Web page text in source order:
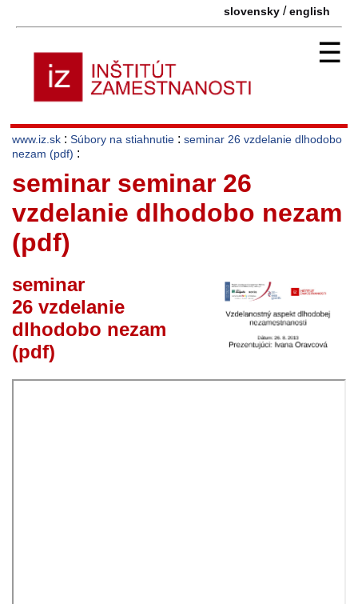
slovensky /english
☰
www.iz.sk : Súbory na stiahnutie : seminar 26 vzdelanie dlhodobo
nezam (pdf) :
seminar seminar 26
vzdelanie dlhodobo nezam
(pdf)
seminar
26 vzdelanie
dlhodobo nezam
(pdf)